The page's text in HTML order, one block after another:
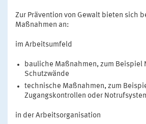
Zur Prävention von Gewalt bieten sich
Maßnahmen an:
im Arbeitsumfeld
bauliche Maßnahmen, zum Beispiel
Schutzwände
technische Maßnahmen, zum
Zugangskontrollen oder
in der Arbeitsorganisation